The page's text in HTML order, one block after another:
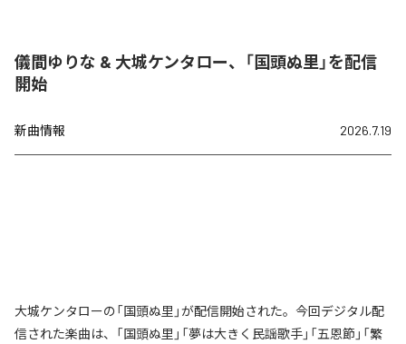
儀間ゆりな & 大城ケンタロー、「国頭ぬ里」を配信
開始
新曲情報 2026.7.19
大城ケンタローの「国頭ぬ里」が配信開始された。今回デジタル配
信された楽曲は、「国頭ぬ里」「夢は大きく民謡歌手」「五恩節」「繁